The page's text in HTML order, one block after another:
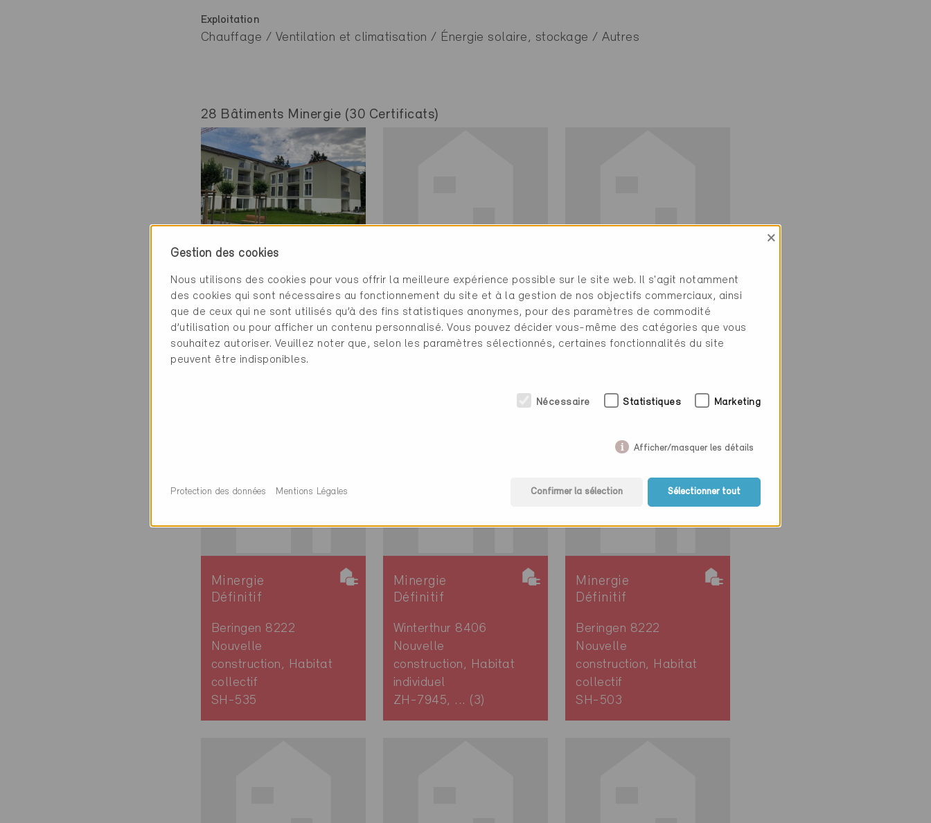
Exploitation
Chauffage / Ventilation et climatisation / Énergie solaire, stockage / Autres
28 Bâtiments Minergie (30 Certificats)
Minergie
Définitif
Reinach AG 5734
Nouvelle
construction, Habitat
Minergie
Définitif
Beringen 8222
Nouvelle
Minergie
Définitif
Beringen 8222
Nouvelle
SH-536
Minergie
Définitif
Beringen 8222
Nouvelle
construction, Habitat
collectif
SH-535
Minergie
Définitif
Winterthur 8406
Nouvelle
construction, Habitat
individuel
ZH-7945, ... (3)
Minergie
Définitif
Beringen 8222
Nouvelle
construction, Habitat
collectif
SH-503
Gestion des cookies
×
Nous utilisons des cookies pour vous offrir la meilleure expérience possible sur le site web. Il s'agit notamment
des cookies qui sont nécessaires au fonctionnement du site et à la gestion de nos objectifs commerciaux, ainsi
que de ceux qui ne sont utilisés qu’à des fins statistiques anonymes, pour des paramètres de commodité
d’utilisation ou pour afficher un contenu personnalisé. Vous pouvez décider vous-même des catégories que vous
souhaitez autoriser. Veuillez noter que, selon les paramètres sélectionnés, certaines fonctionnalités du site
peuvent être indisponibles.
Nécessaire Statistiques Marketing
Afficher/masquer les détails
Confirmer la sélection Sélectionner tout
Protection des données Mentions Légales